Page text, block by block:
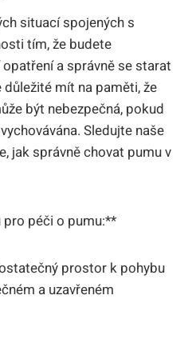
situací spojených s
tím, že budete
a správně se starat
mít na paměti, že
být nebezpečná, pokud
Sledujte naše
jak správně chovat pumu v
péči o pumu:**
prostor k pohybu
a uzavřeném